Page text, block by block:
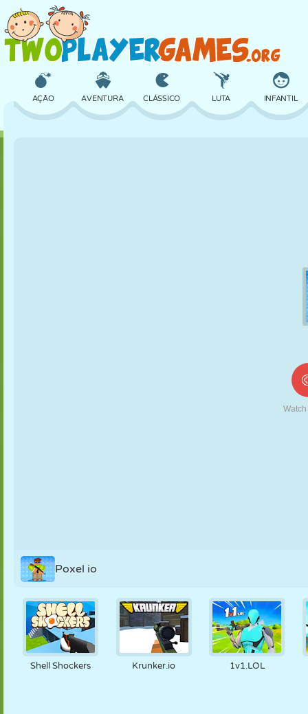
AÇÃO AVENTURA CLÁSSICO LUTA INFANTIL
JOGO DA
VELHA
Poxel io
Shell Shockers Krunker.io 1v1.LOL